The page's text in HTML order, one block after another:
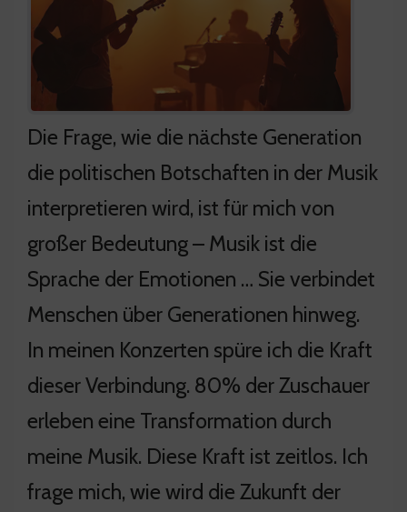
Die Frage, wie die nächste Generation
die politischen Botschaften in der Musik
interpretieren wird, ist für mich von
großer Bedeutung – Musik ist die
Sprache der Emotionen … Sie verbindet
Menschen über Generationen hinweg.
In meinen Konzerten spüre ich die Kraft
dieser Verbindung. 80% der Zuschauer
erleben eine Transformation durch
meine Musik. Diese Kraft ist zeitlos. Ich
frage mich, wie wird die Zukunft der